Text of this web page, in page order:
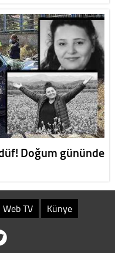
Doğum gününde
Web TV Künye